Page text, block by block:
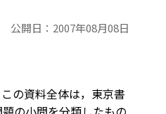
公開日： 2007年08月08日
の資料全体は，東京書